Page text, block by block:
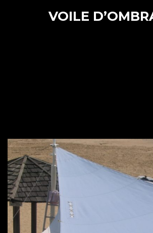
VOILE